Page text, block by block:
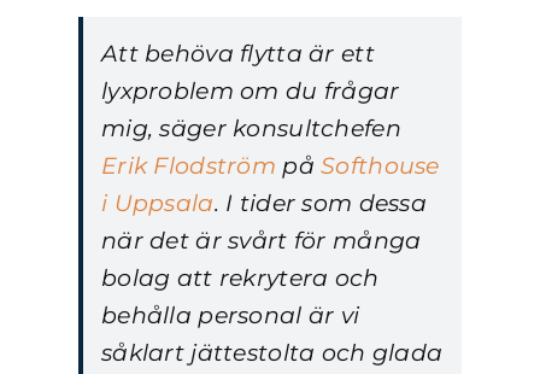
Att behöva flytta är ett
lyxproblem om du frågar
mig, säger konsultchefen
Erik Flodström påSofthouse
i Uppsala. I tider som dessa
när det är svårt för många
bolag att rekrytera och
behålla personal är vi
såklart jättestolta och glada